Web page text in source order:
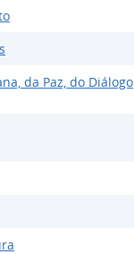
da Paz, do Diálogo